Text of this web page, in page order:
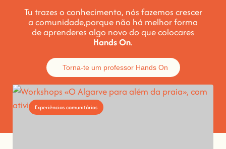
Tu trazes o conhecimento, nós fazemos crescer
a comunidade,porque não há melhor forma
de aprenderes algo novo do que colocares
Hands On.
Torna-te um professor Hands On
Experiências comunitárias